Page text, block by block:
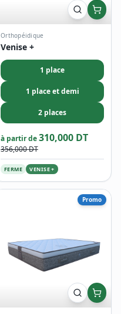
Orthopéidique
Venise +
1 place
1 place et demi
2 places
à partir de310,000 DT
356,000 DT
FERME VENISE +
Promo